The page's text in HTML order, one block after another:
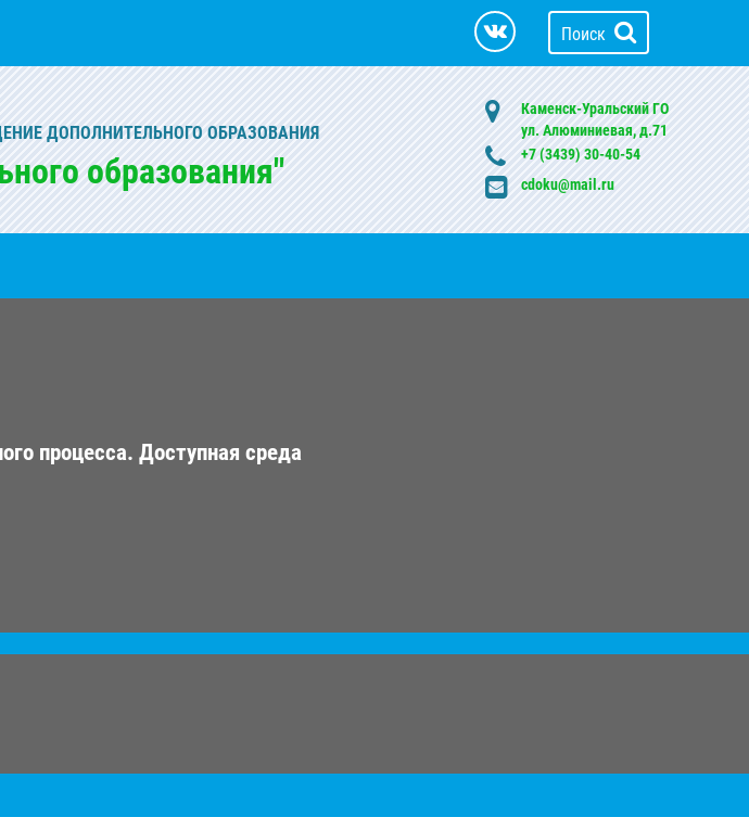
Поиск
ДОПОЛНИТЕЛЬНОГО ОБРАЗОВАНИЯ
образования"
Каменск-Уральский ГО
ул. Алюминиевая, д.71
+7 (3439) 30-40-54
cdoku@mail.ru
процесса. Доступная среда